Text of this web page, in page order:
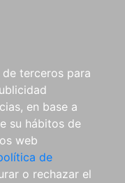
terceros para
en base a
su hábitos de
web
de
o rechazar el